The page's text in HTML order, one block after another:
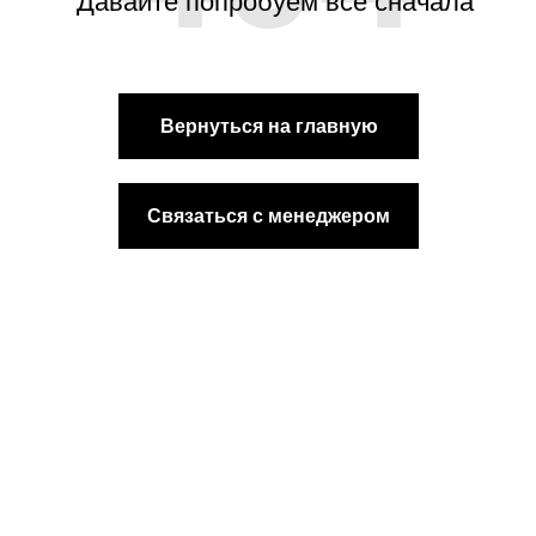
Вернуться на главную
Связаться с менеджером